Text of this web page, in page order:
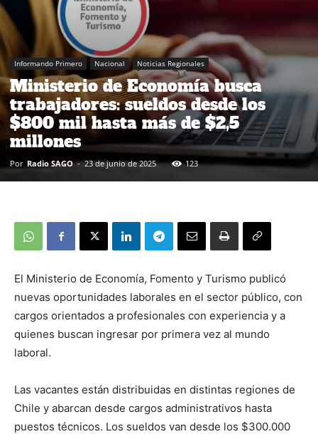
Informando Primero Nacional Noticias Regionales
Ministerio de Economía busca
trabajadores: sueldos desde los
$800 mil hasta más de $2,5
millones
Por Radio SAGO - 23 de junio de 2025 123
El Ministerio de Economía, Fomento y Turismo publicó
nuevas oportunidades laborales en el sector público, con
cargos orientados a profesionales con experiencia y a
quienes buscan ingresar por primera vez al mundo
laboral.
Las vacantes están distribuidas en distintas regiones de
Chile y abarcan desde cargos administrativos hasta
puestos técnicos. Los sueldos van desde los $300.000